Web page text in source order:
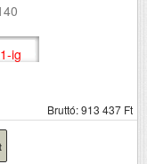
ig
Bruttó: 913 437 Ft